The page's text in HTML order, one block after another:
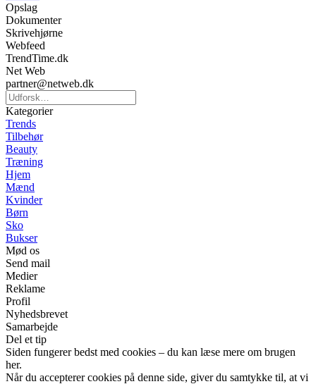
Opslag
Dokumenter
Skrivehjørne
Webfeed
TrendTime.dk
Net Web
partner@netweb.dk
Kategorier
Trends
Tilbehør
Beauty
Træning
Hjem
Mænd
Kvinder
Børn
Sko
Bukser
Mød os
Send mail
Medier
Reklame
Profil
Nyhedsbrevet
Samarbejde
Del et tip
Siden fungerer bedst med cookies – du kan læse mere om brugen
her.
Når du accepterer cookies på denne side, giver du samtykke til, at vi